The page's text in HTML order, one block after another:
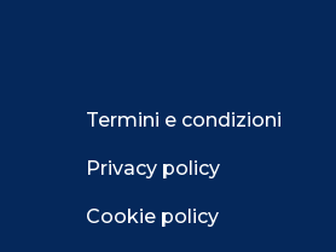
Termini e condizioni
Privacy policy
Cookie policy